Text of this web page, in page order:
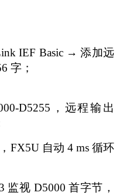
IEF Basic → 添加远
字；
D5255，远程输出
FX5U 自动 4 ms 循环
监视 D5000 首字节，